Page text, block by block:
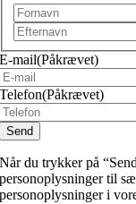
E-mail(Påkrævet)
Telefon(Påkrævet)
Når du trykker på
personoplysninger til
personoplysninger i